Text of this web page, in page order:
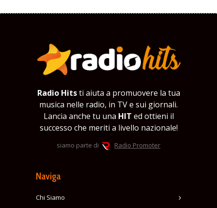
Radio Hitsti aiuta a promuovere la tua
musica nelle radio, in TV e sui giornali.
Lancia anche tu una HIT ed ottieni il
successo che meriti a livello nazionale!
siamo parte di Radio Promoter
Naviga
Chi Siamo